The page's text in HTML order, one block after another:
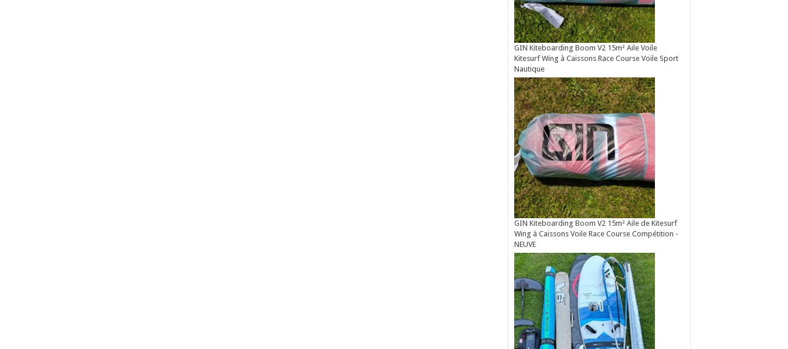
GIN Kiteboarding Boom V2 15m² Aile Voile
Kitesurf Wing à Caissons Race Course Voile Sport
Nautique
GIN Kiteboarding Boom V2 15m² Aile de Kitesurf
Wing à Caissons Voile Race Course Compétition -
NEUVE